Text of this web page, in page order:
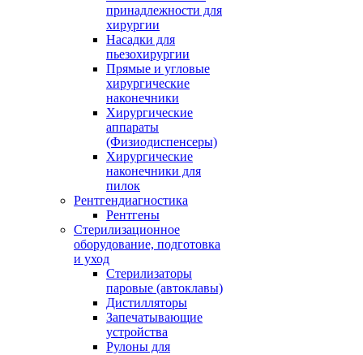
принадлежности для
хирургии
Насадки для
пьезохирургии
Прямые и угловые
хирургические
наконечники
Хирургические
аппараты
(Физиодиспенсеры)
Хирургические
наконечники для
пилок
Рентгендиагностика
Рентгены
Стерилизационное
оборудование, подготовка
и уход
Стерилизаторы
паровые (автоклавы)
Дистилляторы
Запечатывающие
устройства
Рулоны для